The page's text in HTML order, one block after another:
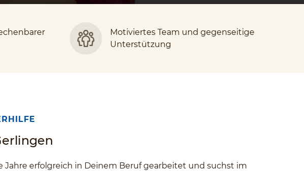
Motiviertes Team und gegenseitige
Unterstützung
erfolgreich in Deinem Beruf gearbeitet und suchst im